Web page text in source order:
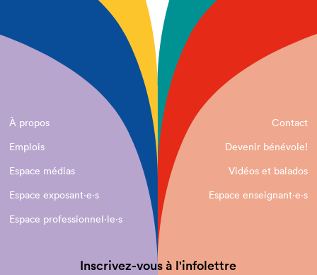
À propos
Contact
Emplois
Devenir bénévole!
Espace médias
Vidéos et balados
Espace exposant·e⋅s
Espace enseignant·e⋅s
Espace professionnel·le⋅s
Inscrivez-vous à l'infolettre